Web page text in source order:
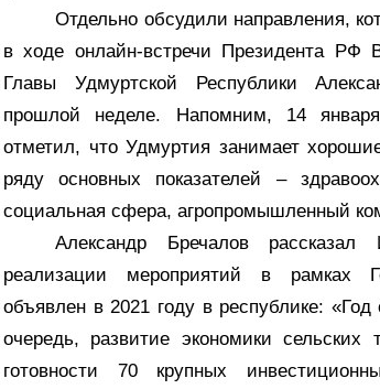
Отдельно обсудили направления,
в ходе онлайн-встречи Президента РФ
Главы Удмуртской Республики
прошлой неделе. Напомним, 14
отметил, что Удмуртия занимает
ряду основных показателей –
социальная сфера, агропромышленный
Александр Бречалов
реализации мероприятий в рамках
объявлен в 2021 году в республике:
очередь, развитие экономики
готовности 70 крупных